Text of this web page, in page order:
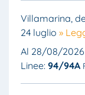
Villamarina,
24 luglio »
Al 28/08/2026
Linee: 94/94A